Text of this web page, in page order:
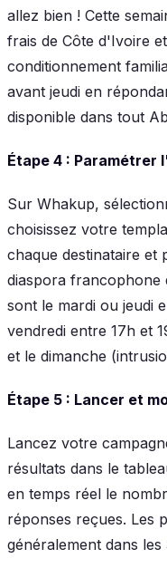
allez bien ! Cette
frais de Côte d'Ivoire
conditionnement
avant jeudi en
disponible dans tout
Étape 4 : Paramétrer
Sur Whakup,
choisissez votre
chaque destinataire
diaspora francophone
sont le mardi ou jeudi
vendredi entre 17h et
et le dimanche
Étape 5 : Lancer et
Lancez votre
résultats dans le
en temps réel le
réponses reçues. Les
généralement dans